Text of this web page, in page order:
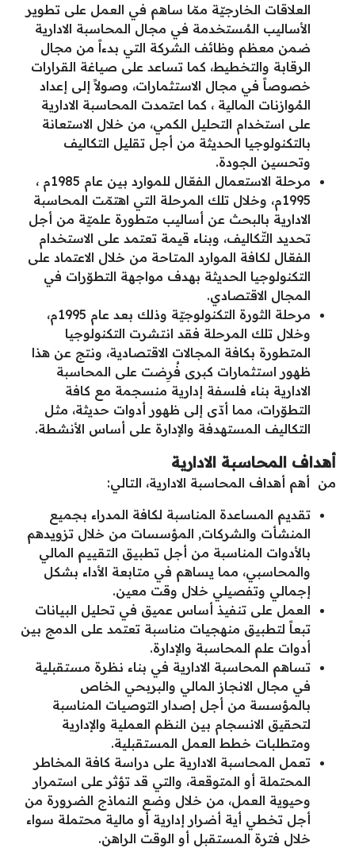
العلاقات الخارجيّة ممّا ساهم في العمل على تطوير
الأساليب المُستخدمة في مجال المحاسبة الادارية
ضمن معظم وظائف الشركة التي بدءاً من مجال
الرقابة والتخطيط، كما تساعد على صياغة القرارات
خصوصاً في مجال الاستثمارات، وصولاً إلى إعداد
المُوازنات المالية ، كما اعتمدت المحاسبة الادارية
على استخدام التحليل الكمي، من خلال الاستعانة
بالتكنولوجيا الحديثة من أجل تقليل التكاليف
وتحسين الجودة.
مرحلة الاستعمال الفعّال للموارد بين عام 1985م ،
1995م، وخلال تلك المرحلة التي اهتمّت المحاسبة
الادارية بالبحث عن أساليب متطورة علميّة من أجل
تحديد التّكاليف، وبناء قيمة تعتمد على الاستخدام
الفعّال لكافة الموارد المتاحة من خلال الاعتماد على
التكنولوجيا الحديثة بهدف مواجهة التطوّرات في
المجال الاقتصادي.
مرحلة الثورة التكنولوجيّة وذلك بعد عام 1995م،
وخلال تلك المرحلة فقد انتشرت التكنولوجيا
المتطورة بكافة المجالات الاقتصادية، ونتج عن هذا
ظهور استثمارات كبرى فُرِضت على المحاسبة
الادارية بناء فلسفة إدارية منسجمة مع كافة
التطوّرات، مما أدّى إلى ظهور أدوات حديثة، مثل
التكاليف المستهدفة والإدارة على أساس الأنشطة.
أهداف المحاسبة الادارية
من أهم أهداف المحاسبة الادارية، التالي:
تقديم المساعدة المناسبة لكافة المدراء بجميع
المنشأت والشركات, المؤسسات من خلال تزويدهم
بالأدوات المناسبة من أجل تطبيق التقييم المالي
والمحاسبي، مما يساهم في متابعة الأداء بشكل
إجمالي وتفصيلي خلال وقت معين.
العمل على تنفيذ أساس عميق في تحليل البيانات
تبعاً لتطبيق منهجيات مناسبة تعتمد على الدمج بين
أدوات علم المحاسبة والإدارة.
تساهم المحاسبة الادارية في بناء نظرة مستقبلية
في مجال الانجاز المالي والبربحي الخاص
بالمؤسسة من أجل إصدار التوصيات المناسبة
لتحقيق الانسجام بين النظم العملية والإدارية
ومتطلبات خطط العمل المستقبلية.
تعمل المحاسبة الادارية على دراسة كافة المخاطر
المحتملة أو المتوقعة، والتي قد تؤثر على استمرار
وحيوية العمل، من خلال وضع النماذج الضرورة من
أجل تخطي أية أضرار إدارية أو مالية محتملة سواء
خلال فترة المستقبل أو الوقت الراهن.